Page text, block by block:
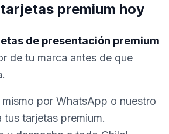
premium hoy
de presentación premium
de tu marca antes de que
por WhatsApp o nuestro
tarjetas premium.